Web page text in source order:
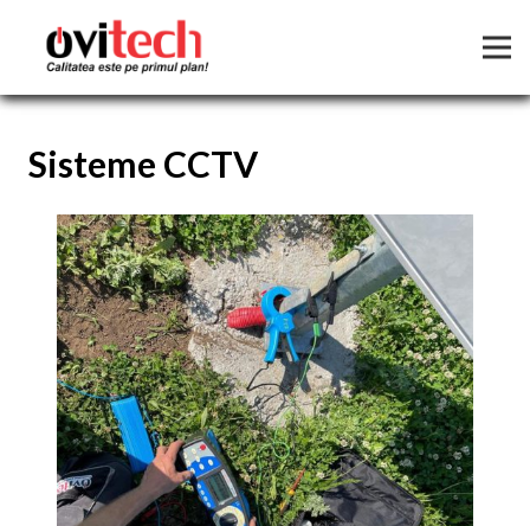
Sisteme CCTV